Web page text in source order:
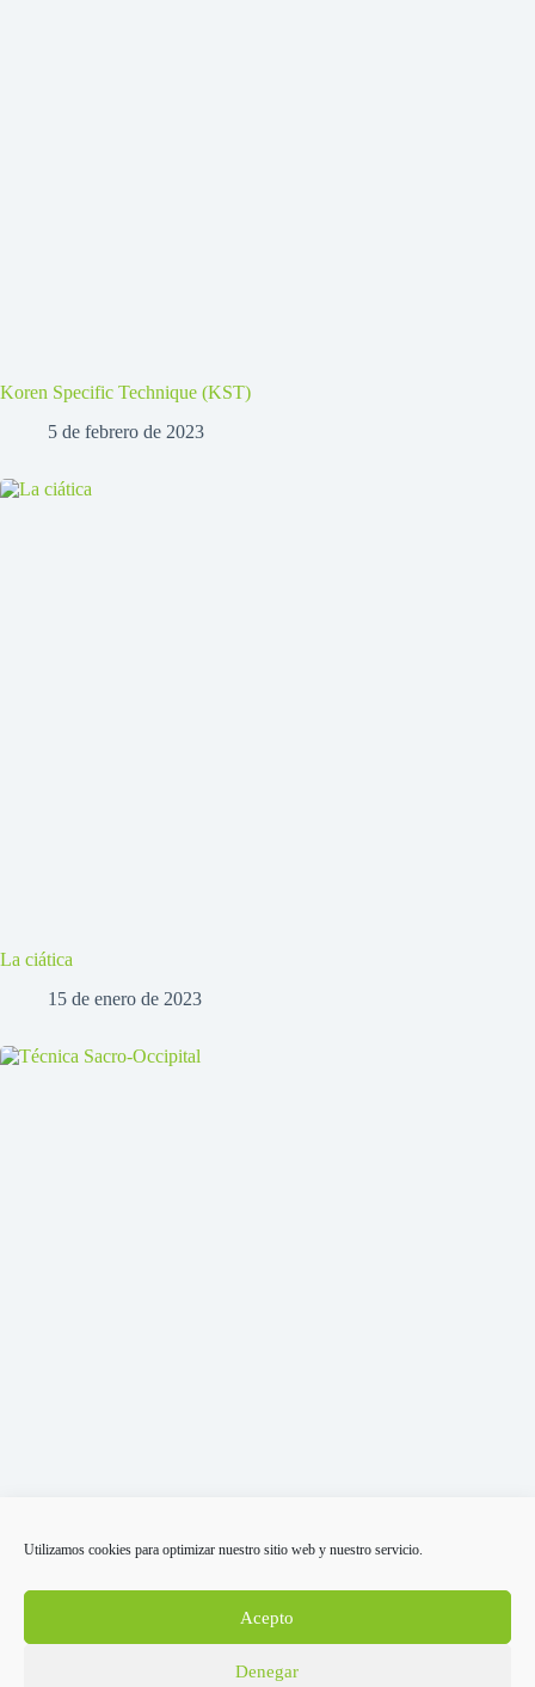
Utilizamos cookies para optimizar nuestro sitio web y nuestro servicio.
Acepto
Denegar
Koren Specific Technique (KST)
5 de febrero de 2023
La ciática
15 de enero de 2023
Quiropráctica en empresas Quiropráctica para el estrés
Quiropráctica para la tercera edad